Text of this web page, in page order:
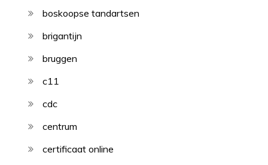
boskoopse tandartsen
brigantijn
bruggen
c11
cdc
centrum
certificaat online